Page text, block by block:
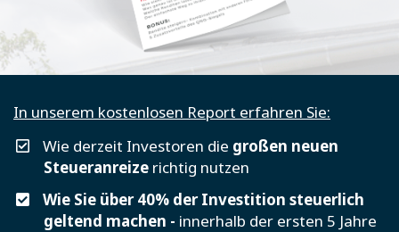
In unserem kostenlosen Report erfahren Sie:
​Wie derzeit Investoren die großen neuen
Steueranreize richtig nutzen
Wie Sie über 40% der Investition steuerlich
geltend machen - innerhalb der ersten 5 Jahre